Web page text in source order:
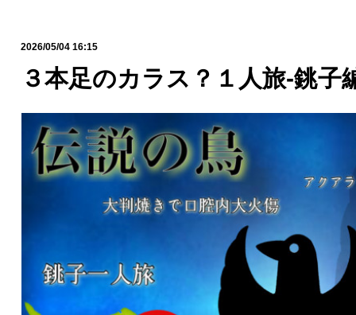
2026/05/04 16:15
３本足のカラス？１人旅-銚子